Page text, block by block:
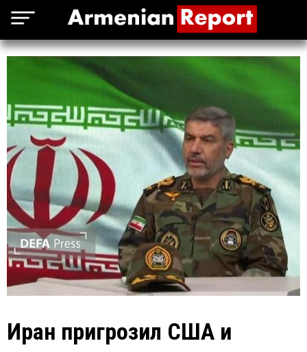
Иран пригрозил США и